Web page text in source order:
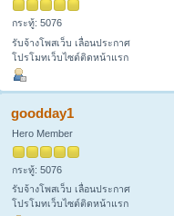
กระทู้: 5076
รับจ้างโพสเว็บ เลื่อนประกาศ
โปรโมทเว็บไซต์ติดหน้าแรก
goodday1
Hero Member
กระทู้: 5076
รับจ้างโพสเว็บ เลื่อนประกาศ
โปรโมทเว็บไซต์ติดหน้าแรก